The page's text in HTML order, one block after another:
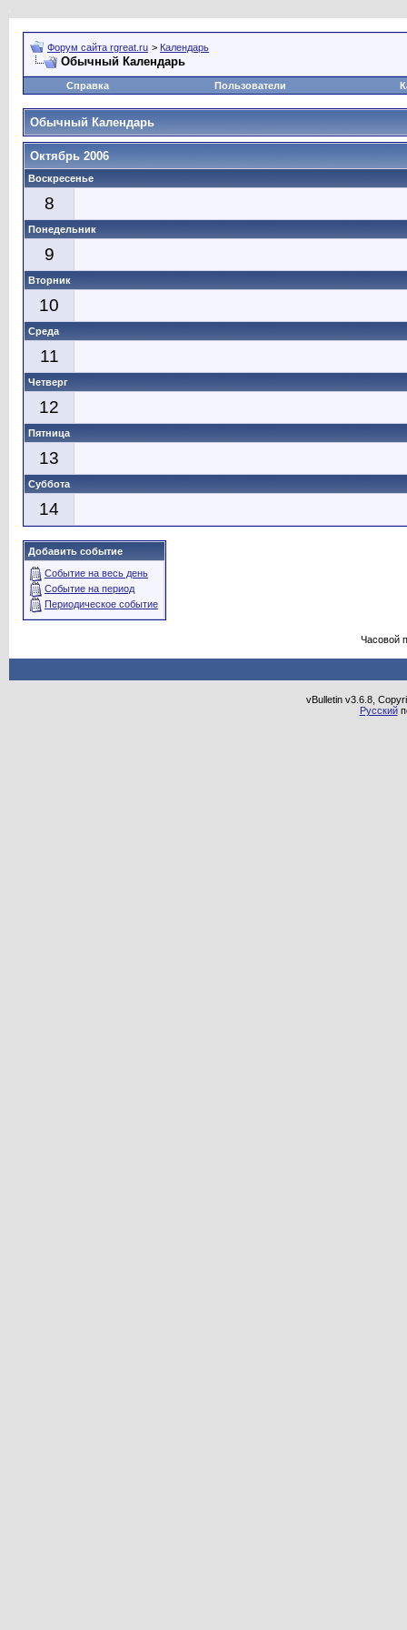
Форум сайта rgreat.ru > Календарь
Обычный Календарь
Справка Пользователи
Обычный Календарь
Октябрь 2006
Воскресенье
8
Понедельник
9
Вторник
10
Среда
11
Четверг
12
Пятница
13
Суббота
14
Добавить событие
Событие на весь день
Событие на период
Периодическое событие
Часовой
vBulletin v3.6.8,
Русский